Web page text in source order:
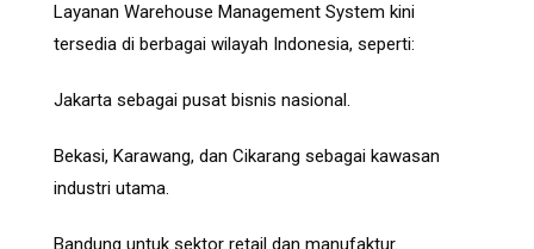
Layanan Warehouse Management System kini
tersedia di berbagai wilayah Indonesia, seperti:
Jakarta sebagai pusat bisnis nasional.
Bekasi, Karawang, dan Cikarang sebagai kawasan
industri utama.
Bandung untuk sektor retail dan manufaktur.